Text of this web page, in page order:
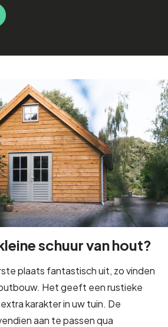
schuur van hout?
plaats fantastisch uit, zo vinden
Het geeft een rustieke
karakter in uw tuin. De
aan te passen qua